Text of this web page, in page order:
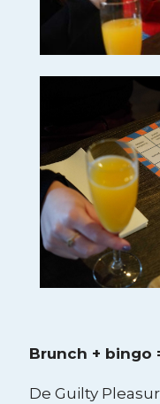
Brunch + bingo
De Guilty